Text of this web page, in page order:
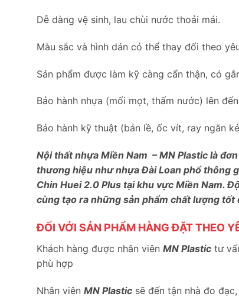
Dễ dàng vệ sinh, lau chùi nước thoải mái.
Màu sắc và hình dán có thể thay đổi theo
Sản phẩm được làm kỹ càng cẩn thận, có
Bảo hành nhựa (mối mọt, thấm nước) lên
Bảo hành kỹ thuật (bản lề, ốc vít, ray ngăn
Nội thất nhựa Miền Nam – MN Plastic là
thương hiệu như nhựa Đài Loan phổ thông
Chin Huei 2.0 Plus tại khu vực Miền Nam.
cùng tạo ra những sản phẩm chất lượng tốt
ĐỐI VỚI SẢN PHẨM HÀNG ĐẶT THEO
Khách hàng được nhân viên MN Plastic tư
phù hợp
Nhân viên MN Plastic sẽ đến tận nhà đo